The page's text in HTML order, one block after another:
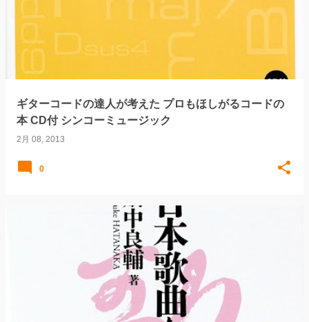
ギターコードの達人が考えた プロもほしがるコードの
本 CD付 シンコーミュージック
2月 08, 2013
0